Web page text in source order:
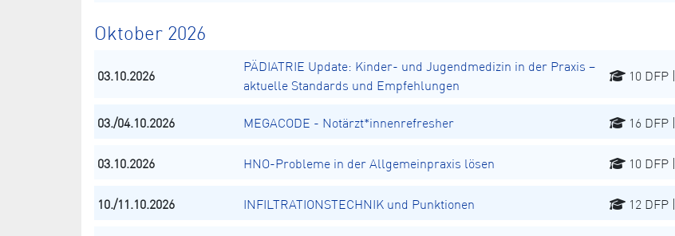
Oktober 2026
03.10.2026
PÄDIATRIE Update: Kinder- und Jugendmedizin in der Praxis –
aktuelle Standards und Empfehlungen
10 DFP |
03./04.10.2026 MEGACODE - Notärzt*innenrefresher 16 DFP |
03.10.2026 HNO-Probleme in der Allgemeinpraxis lösen 10 DFP |
10./11.10.2026 INFILTRATIONSTECHNIK und Punktionen 12 DFP |